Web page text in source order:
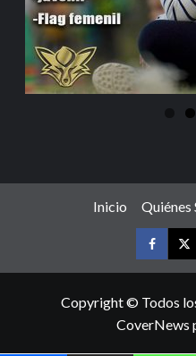
Inicio Quiénes
Copyright © Todos
CoverNews